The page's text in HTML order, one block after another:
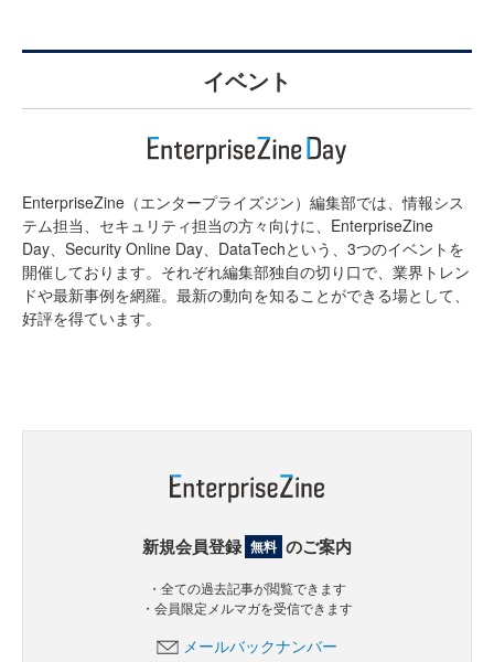
イベント
EnterpriseZine（エンタープライズジン）編集部では、情報シス
テム担当、セキュリティ担当の方々向けに、EnterpriseZine
Day、Security Online Day、DataTechという、3つのイベントを
開催しております。それぞれ編集部独自の切り口で、業界トレン
ドや最新事例を網羅。最新の動向を知ることができる場として、
好評を得ています。
新規会員登録 無料 のご案内
・全ての過去記事が閲覧できます
・会員限定メルマガを受信できます
メールバックナンバー